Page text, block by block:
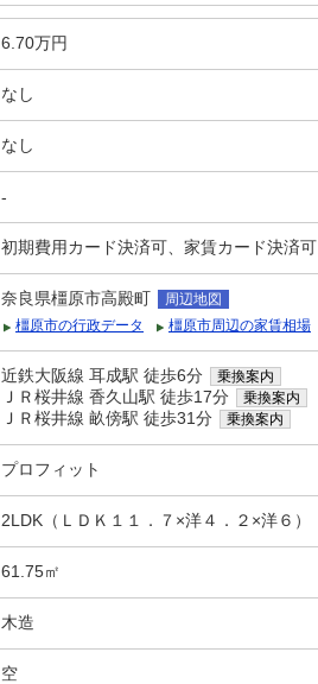
6.70万円
なし
なし
-
初期費用カード決済可、家賃カード決済可
奈良県橿原市高殿町
周辺地図
橿原市の行政データ
橿原市周辺の家賃相場
近鉄大阪線 耳成駅 徒歩6分 乗換案内
ＪＲ桜井線 香久山駅 徒歩17分 乗換案内
ＪＲ桜井線 畝傍駅 徒歩31分 乗換案内
プロフィット
2LDK（ＬＤＫ１１．７×洋４．２×洋６）
61.75㎡
木造
空